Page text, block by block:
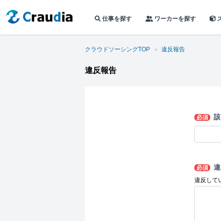
仕事を探す ワーカーを探す
クラウドソーシングTOP 違反報告
違反報告
必須
必須
違反して